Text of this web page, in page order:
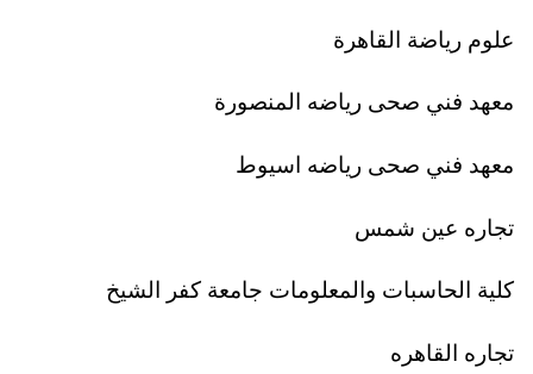
علوم رياضة القاهرة
معهد فني صحى رياضه المنصورة
معهد فني صحى رياضه اسيوط
تجاره عين شمس
كلية الحاسبات والمعلومات جامعة كفر الشيخ
تجاره القاهره